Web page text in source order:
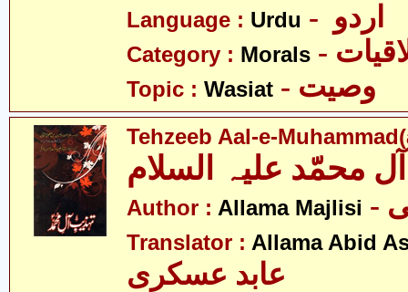
Language : Urdu
Category : Morals
Topic : Wasiat - وصیت
Tehzeeb Aal-e-
Author : Allama Majlisi
Translator : Allama Abid
عابد عسکری